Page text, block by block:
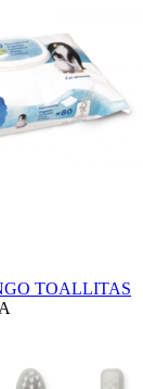
TOALLITAS